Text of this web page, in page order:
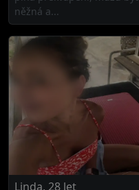
něžná a...
Linda, 28 let